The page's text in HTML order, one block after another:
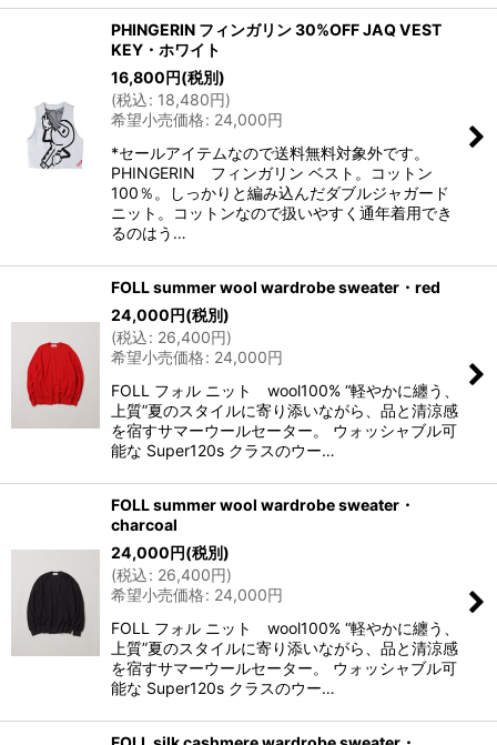
PHINGERIN フィンガリン 30%OFF JAQ VEST
KEY・ホワイト
16,800円(税別)
(税込: 18,480円)
希望小売価格: 24,000円
*セールアイテムなので送料無料対象外です。
PHINGERIN フィンガリン ベスト。コットン
100％。しっかりと編み込んだダブルジャガード
ニット。コットンなので扱いやすく通年着用でき
るのはう…
FOLL summer wool wardrobe sweater・red
24,000円(税別)
(税込: 26,400円)
希望小売価格: 24,000円
FOLL フォル ニット wool100% “軽やかに纏う、
上質”夏のスタイルに寄り添いながら、品と清涼感
を宿すサマーウールセーター。 ウォッシャブル可
能な Super120s クラスのウー…
FOLL summer wool wardrobe sweater・
charcoal
24,000円(税別)
(税込: 26,400円)
希望小売価格: 24,000円
FOLL フォル ニット wool100% “軽やかに纏う、
上質”夏のスタイルに寄り添いながら、品と清涼感
を宿すサマーウールセーター。 ウォッシャブル可
能な Super120s クラスのウー…